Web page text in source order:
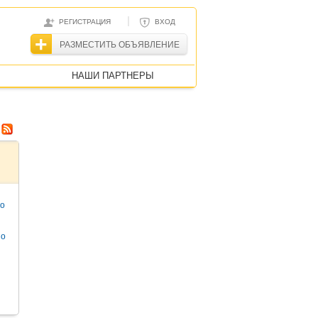
РЕГИСТРАЦИЯ | ВХОД
РАЗМЕСТИТЬ ОБЪЯВЛЕНИЕ
НАШИ ПАРТНЕРЫ